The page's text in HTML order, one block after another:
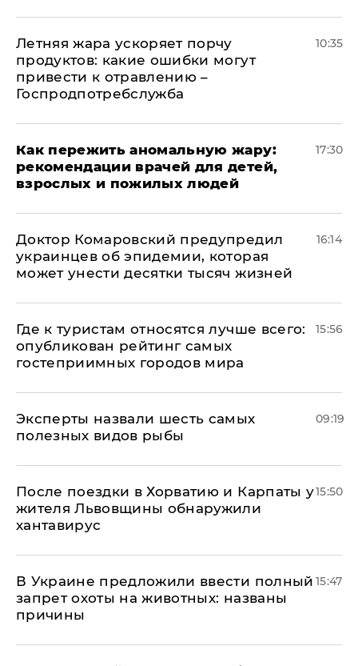
Летняя жара ускоряет порчу
продуктов: какие ошибки могут
привести к отравлению –
Госпродпотребслужба
10:35
Как пережить аномальную жару:
рекомендации врачей для детей,
взрослых и пожилых людей
17:30
Доктор Комаровский предупредил
украинцев об эпидемии, которая
может унести десятки тысяч жизней
16:14
Где к туристам относятся лучше всего:
опубликован рейтинг самых
гостеприимных городов мира
15:56
Эксперты назвали шесть самых
полезных видов рыбы
09:19
После поездки в Хорватию и Карпаты у
жителя Львовщины обнаружили
хантавирус
15:50
В Украине предложили ввести полный
запрет охоты на животных: названы
причины
15:47